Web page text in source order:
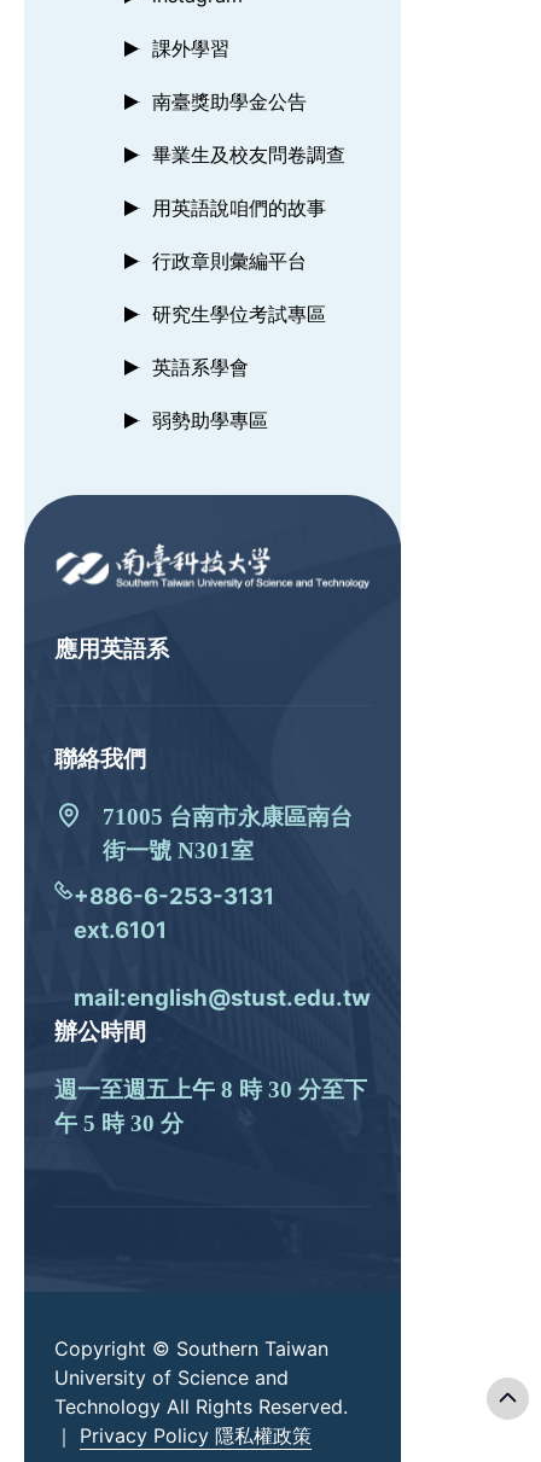
課外學習
南臺獎助學金公告
畢業生及校友問卷調查
用英語說咱們的故事
行政章則彙編平台
研究生學位考試專區
英語系學會
弱勢助學專區
應用英語系
聯絡我們
71005 台南市永康區南台
街一號 N301室
+886-6-253-3131
ext.6101
mail:english@stust.edu.tw
辦公時間
週一至週五上午 8 時 30 分至下
午 5 時 30 分
Copyright © Southern Taiwan
University of Science and
Technology All Rights Reserved.
｜ Privacy Policy 隱私權政策